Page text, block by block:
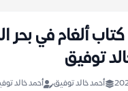
ألغام في بحر
توفيق
أحمد خالد توفيق أحمد خالد